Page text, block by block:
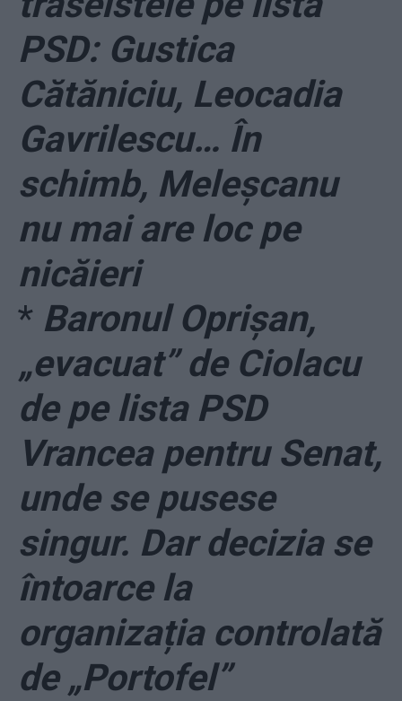
PSD: Gustica
Cătăniciu, Leocadia
Gavrilescu… În
schimb, Meleșcanu
nu mai are loc pe
nicăieri
* Baronul Oprișan,
„evacuat” de Ciolacu
de pe lista PSD
Vrancea pentru Senat,
unde se pusese
singur. Dar decizia se
întoarce la
organizația controlată
de „Portofel”